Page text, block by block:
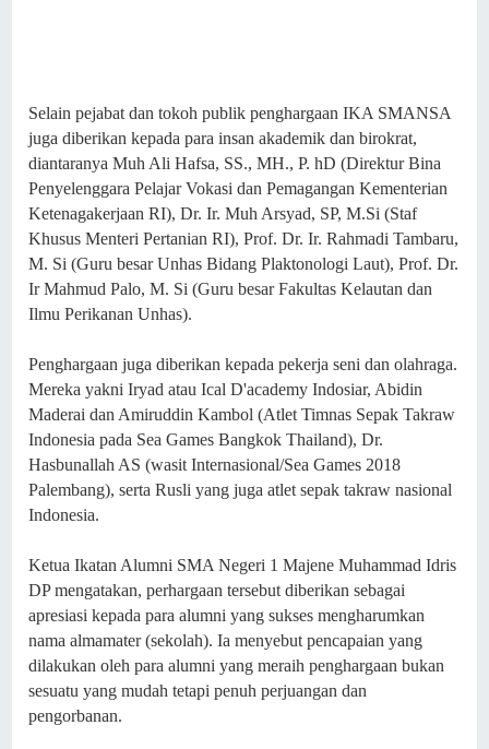
Selain pejabat dan tokoh publik penghargaan IKA SMANSA
juga diberikan kepada para insan akademik dan birokrat,
diantaranya Muh Ali Hafsa, SS., MH., P. hD (Direktur Bina
Penyelenggara Pelajar Vokasi dan Pemagangan Kementerian
Ketenagakerjaan RI), Dr. Ir. Muh Arsyad, SP, M.Si (Staf
Khusus Menteri Pertanian RI), Prof. Dr. Ir. Rahmadi Tambaru,
M. Si (Guru besar Unhas Bidang Plaktonologi Laut), Prof. Dr.
Ir Mahmud Palo, M. Si (Guru besar Fakultas Kelautan dan
Ilmu Perikanan Unhas).
Penghargaan juga diberikan kepada pekerja seni dan olahraga.
Mereka yakni Iryad atau Ical D'academy Indosiar, Abidin
Maderai dan Amiruddin Kambol (Atlet Timnas Sepak Takraw
Indonesia pada Sea Games Bangkok Thailand), Dr.
Hasbunallah AS (wasit Internasional/Sea Games 2018
Palembang),serta Rusli yang juga atlet sepak takraw nasional
Indonesia.
Ketua Ikatan Alumni SMA Negeri 1 Majene Muhammad Idris
DP mengatakan, perhargaan tersebut diberikan sebagai
apresiasi kepada para alumni yang sukses mengharumkan
nama almamater (sekolah). Ia menyebut pencapaian yang
dilakukan oleh para alumni yang meraih penghargaan bukan
sesuatu yang mudah tetapi penuh perjuangan dan
pengorbanan.